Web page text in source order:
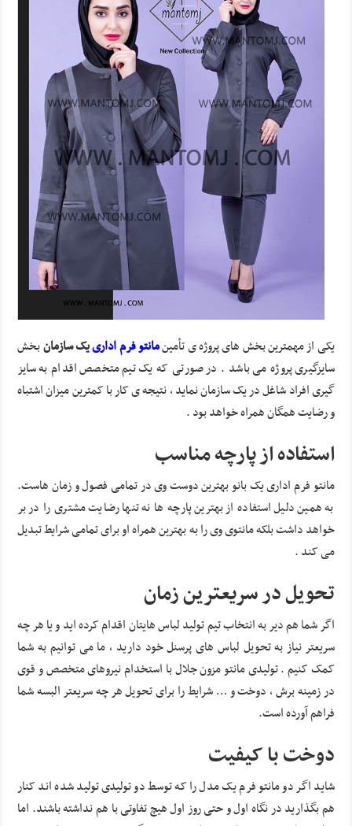
یکی از مهمترین بخش های پروژه ی تأمینمانتو فرم ادارییک سازمانبخش
سایزگیری پروژه می باشد . در صورتی که یک تیم متخصص اقدام به سایز
گیری افراد شاغل در یک سازمان نماید ، نتیجه ی کار با کمترین میزان اشتباه
و رضایت همگان همراه خواهد بود .
استفاده از پارچه مناسب
مانتو فرم اداری یک بانو بهترین دوست وی در تمامی فصول و زمان هاست.
به همین دلیل استفاده از بهترین پارچه ها نه تنها رضایت مشتری را در بر
خواهد داشت بلکه مانتوی وی را به بهترین همراه او برای تمامی شرایط تبدیل
می کند .
تحویل در سریعترین زمان
اگر شما هم دیر به انتخاب تیم تولید لباس هایتان اقدام کرده اید و یا هر چه
سریعتر نیاز به تحویل لباس های پرسنل خود دارید ، ما می توانیم به شما
کمک کنیم . تولیدی مانتو مزون جلال با استخدام نیروهای متخصص و قوی
در زمینه برش ، دوخت و … شرایط را برای تحویل هر چه سریعتر البسه شما
فراهم آورده است.
دوخت با کیفیت
شاید اگر دو مانتو فرم یک مدل را که توسط دو تولیدی تولید شده اند کنار
هم بگذارید در نگاه اول و حتی روز اول هیچ تفاوتی با هم نداشته باشند. اما